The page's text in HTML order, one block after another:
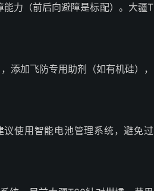
力（前后向避障是标配）。大疆T
添加飞防专用助剂（如有机硅），
使用智能电池管理系统，避免过